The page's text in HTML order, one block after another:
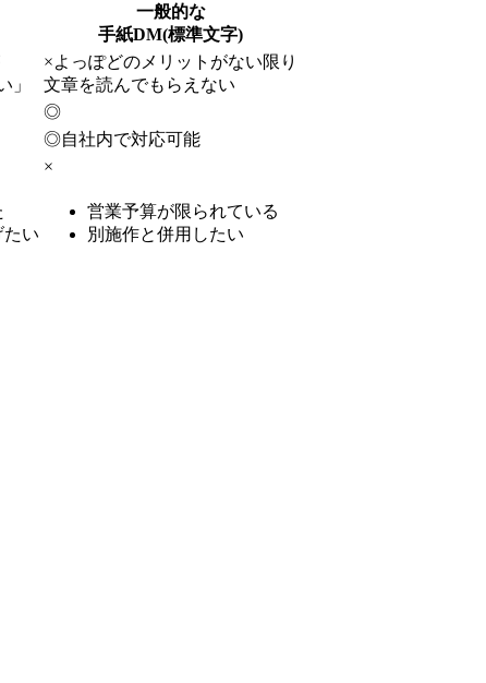
一般的な
手紙DM(標準文字)
」
×よっぽどのメリットがない限り
文章を読んでもらえない
◎
◎自社内で対応可能
×
い
営業予算が限られている
別施作と併用したい